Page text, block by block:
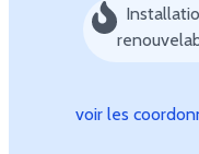
voir les